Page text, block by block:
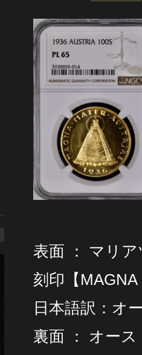
表面 ： マリ
刻印【MAGNA
日本語訳：オ
裏面 ： オー